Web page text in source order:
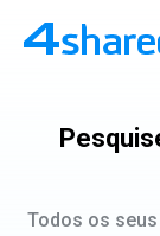
Todos os